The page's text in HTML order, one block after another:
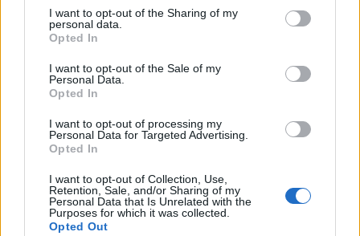
not limited to your visit or usage behaviour. You may click to
grant or deny consent to Google and its third-party tags to
use your data for below specified purposes in below Google
consent section.
I want to opt-out of the Sharing of my
personal data.
Opted In
I want to opt-out of the Sale of my
Personal Data.
Opted In
I want to opt-out of processing my
Personal Data for Targeted Advertising.
Opted In
I want to opt-out of Collection, Use,
Retention, Sale, and/or Sharing of my
Personal Data that Is Unrelated with the
Purposes for which it was collected.
Opted Out
vrati, zagotovite si svojo
vstopnico pravočasno
Aqualatio prilagojeno
vremenskim razmeram
Več iz kategorije Novice
Nevarna najdba v Dravogradu:
Odstranili 88-milimetrsko
granato
(VIDEO in FOTO) Novo padel
igrišče v Vuzenici: Naj se